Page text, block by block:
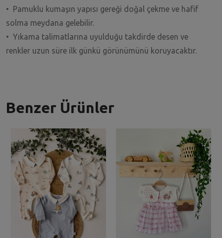
• Pamuklu kumaşın yapısı gereği doğal çekme ve hafif
solma meydana gelebilir.
• Yıkama talimatlarına uyulduğu takdirde desen ve
renkler uzun süre ilk günkü görünümünü koruyacaktır.
Benzer Ürünler